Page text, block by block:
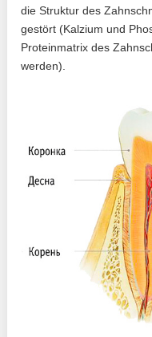
die Struktur des
gestört (Kalzium und
Proteinmatrix des
werden).